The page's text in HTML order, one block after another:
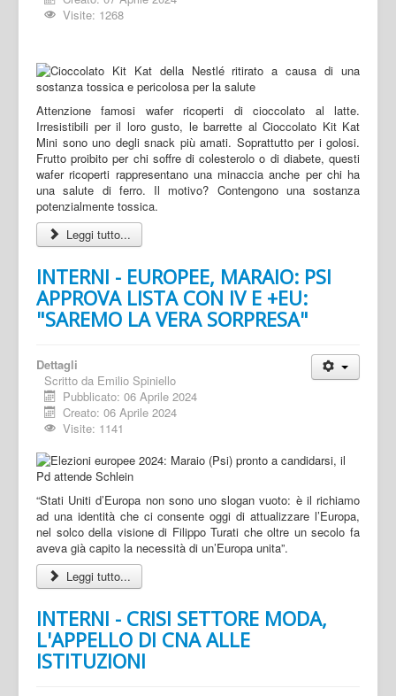
Visite: 1268
Attenzione famosi wafer ricoperti di cioccolato al latte.
Irresistibili per il loro gusto, le barrette al Cioccolato Kit Kat
Mini sono uno degli snack più amati. Soprattutto per i golosi.
Frutto proibito per chi soffre di colesterolo o di diabete, questi
wafer ricoperti rappresentano una minaccia anche per chi ha
una salute di ferro. Il motivo? Contengono una sostanza
potenzialmente tossica.
Leggi tutto...
INTERNI - EUROPEE, MARAIO: PSI
APPROVA LISTA CON IV E +EU:
"SAREMO LA VERA SORPRESA"
Dettagli
Scritto da Emilio Spiniello
Pubblicato: 06 Aprile 2024
Creato: 06 Aprile 2024
Visite: 1141
“Stati Uniti d’Europa non sono uno slogan vuoto: è il richiamo
ad una identità che ci consente oggi di attualizzare l’Europa,
nel solco della visione di Filippo Turati che oltre un secolo fa
aveva già capito la necessità di un’Europa unita”.
Leggi tutto...
INTERNI - CRISI SETTORE MODA,
L'APPELLO DI CNA ALLE
ISTITUZIONI